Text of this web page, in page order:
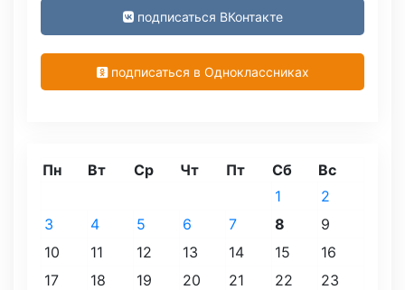
подписаться ВКонтакте
подписаться в Одноклассниках
Пн Вт Ср Чт Пт Сб Вс
1
2
3
4 5 6 7 8
9
10
11 12 13 14 15
16
17
18 19 20 21 22
23